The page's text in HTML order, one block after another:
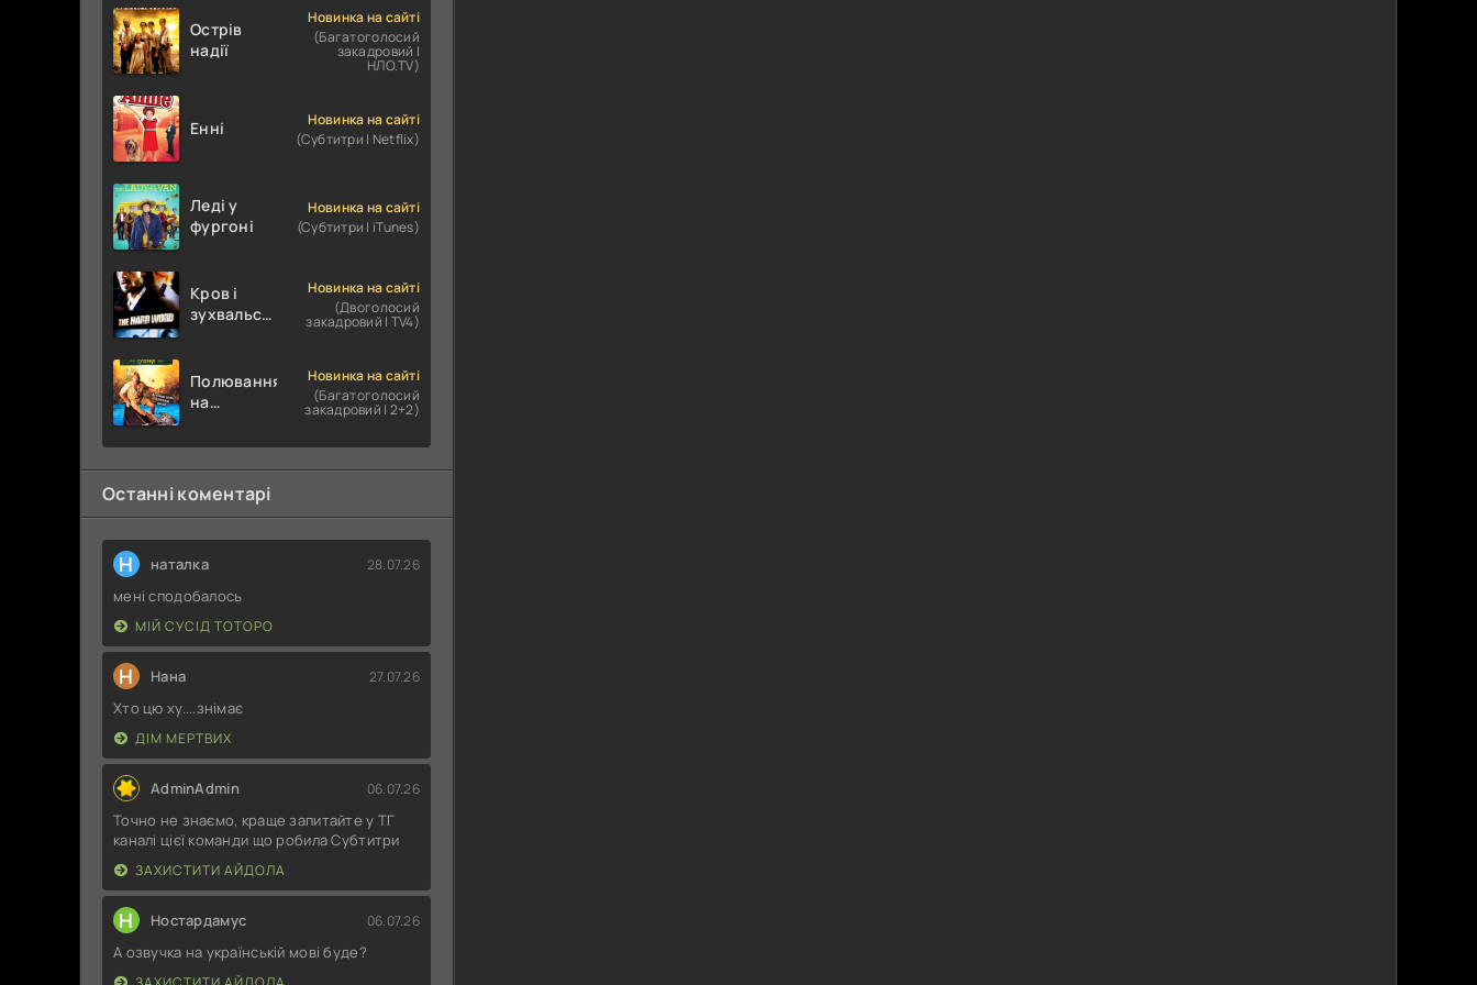
Острів
надії
Новинка на сайті
(Багатоголосий
закадровий |
НЛО.TV)
Енні
Новинка на сайті
(Субтитри | Netflix)
Леді у
фургоні
Новинка на сайті
(Субтитри | iTunes)
Кров і
зухвальство
Новинка на сайті
(Двоголосий
закадровий | TV4)
Полювання
на
Сутичка
Новинка на сайті
(Багатоголосий
закадровий | 2+2)
Останні коментарі
Н наталка 28.07.26
мені сподобалось
МІЙ СУСІД ТОТОРО
Н Нана 27.07.26
Хто цю ху....знімає
ДІМ МЕРТВИХ
AdminAdmin 06.07.26
Точно не знаємо, краще запитайте у ТГ
каналі цієї команди що робила Субтитри
ЗАХИСТИТИ АЙДОЛА
Н Ностардамус 06.07.26
А озвучка на українській мові буде?